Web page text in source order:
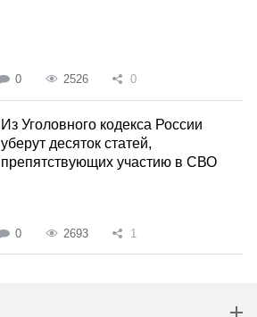
0 2526 0
Из Уголовного кодекса России
уберут десяток статей,
препятствующих участию в СВО
0 2693 1